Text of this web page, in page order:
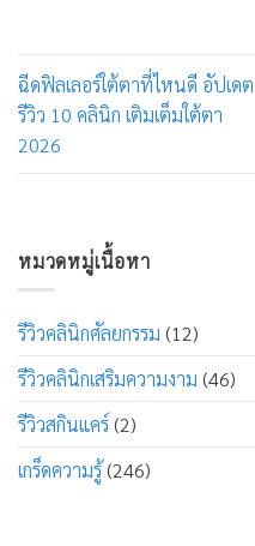
ฉีดฟิลเลอร์ใต้ตาที่ไหนดี อัปเดต
รีวิว 10 คลินิก เติมเต็มใต้ตา
2026
หมวดหมู่เนื้อหา
รีวิวคลินิกศัลยกรรม (12)
รีวิวคลินิกเสริมความงาม (46)
รีวิวสกินแคร์ (2)
เกร็ดความรู้(246)